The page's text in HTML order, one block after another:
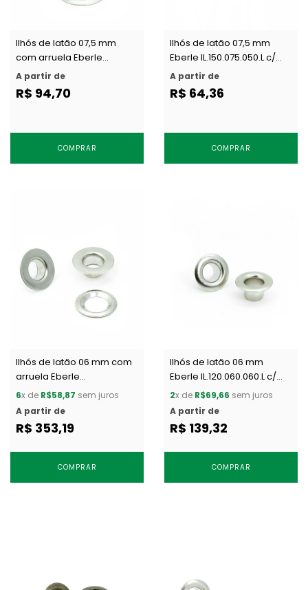
Ilhós de latão 07,5 mm
com arruela Eberle
IL.150.075.050.L CA c/ 200 un
A partir de
R$ 94,70
COMPRAR
Ilhós de latão 07,5 mm
Eberle IL.150.075.050.L c/
200 un
A partir de
R$ 64,36
COMPRAR
Ilhós de latão 06 mm com
arruela Eberle
IL.135.060.050.L CA c/ 1000
un
6x de R$58,87 sem juros
A partir de
R$ 353,19
COMPRAR
Ilhós de latão 06 mm
Eberle IL.120.060.060.L c/
1000 un
2x de R$69,66 sem juros
A partir de
R$ 139,32
COMPRAR